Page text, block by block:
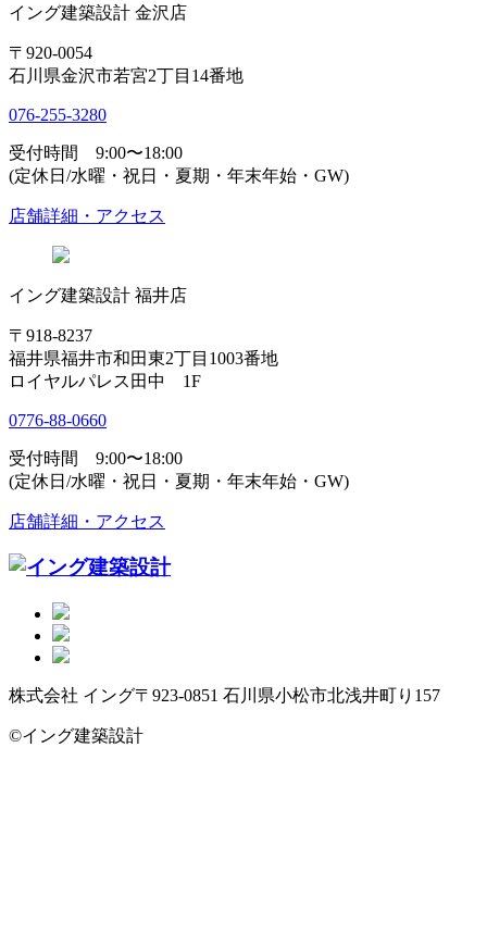
イング建築設計 金沢店
〒920-0054
石川県金沢市若宮2丁目14番地
076-255-3280
受付時間 9:00〜18:00
(定休日/水曜・祝日・夏期・年末年始・GW)
店舗詳細・アクセス
イング建築設計 福井店
〒918-8237
福井県福井市和田東2丁目1003番地
ロイヤルパレス田中 1F
0776-88-0660
受付時間 9:00〜18:00
(定休日/水曜・祝日・夏期・年末年始・GW)
店舗詳細・アクセス
株式会社 イング〒923-0851 石川県小松市北浅井町り157
©イング建築設計